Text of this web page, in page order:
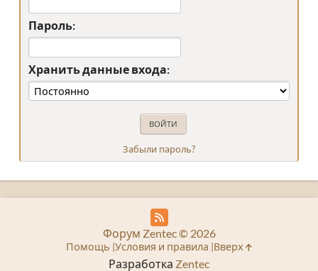
Пароль:
Хранить данные входа:
Забыли пароль?
Разработка Zentec
Форум Zentec © 2026
Помощь Условия и правила Вверх